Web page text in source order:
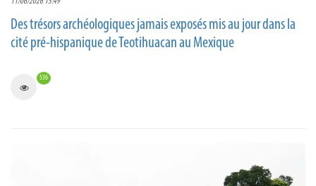
Des trésors archéologiques jamais exposés mis au jour dans la
cité pré-hispanique de Teotihuacan au Mexique
536